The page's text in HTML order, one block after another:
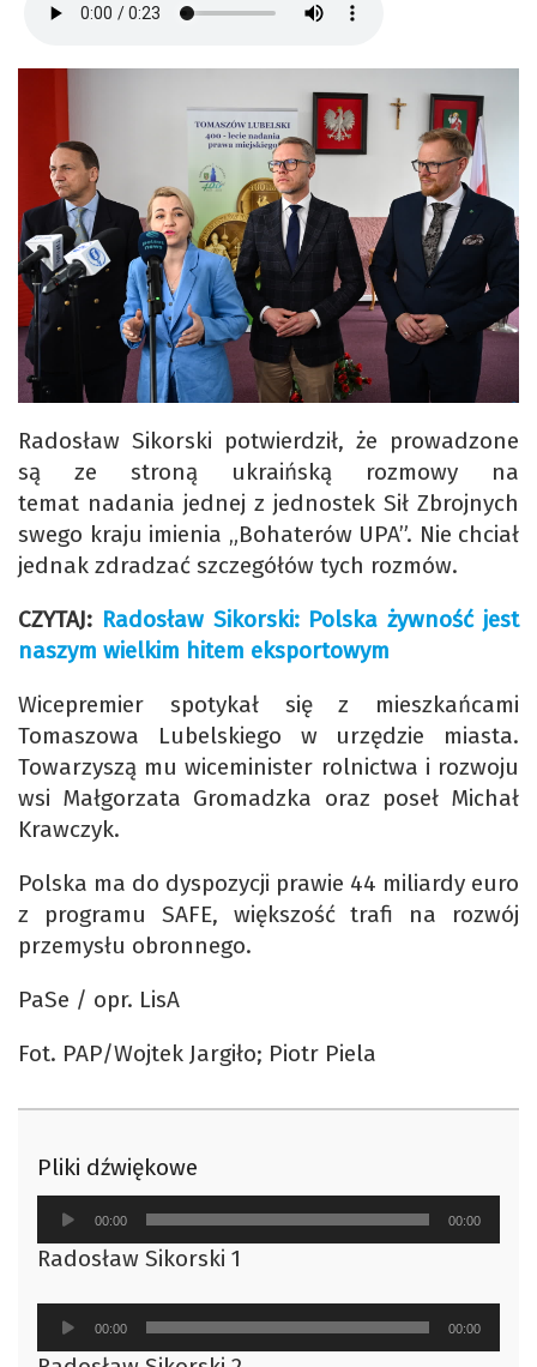
Radosław Sikorski potwierdził, że prowadzone
są ze stroną ukraińską rozmowy na
temat nadania jednej z jednostek Sił Zbrojnych
swego kraju imienia „Bohaterów UPA”. Nie chciał
jednak zdradzać szczegółów tych rozmów.
CZYTAJ: Radosław Sikorski: Polska żywność jest
naszym wielkim hitem eksportowym
Wicepremier spotykał się z mieszkańcami
Tomaszowa Lubelskiego w urzędzie miasta.
Towarzyszą mu wiceminister rolnictwa i rozwoju
wsi Małgorzata Gromadzka oraz poseł Michał
Krawczyk.
Polska ma do dyspozycji prawie 44 miliardy euro
z programu SAFE, większość trafi na rozwój
przemysłu obronnego.
PaSe / opr. LisA
Fot. PAP/Wojtek Jargiło; Piotr Piela
Pliki dźwiękowe
Odtwarzacz
plików
dźwiękowych
00:00 00:00
Radosław Sikorski 1
Odtwarzacz
plików
00:00 00:00